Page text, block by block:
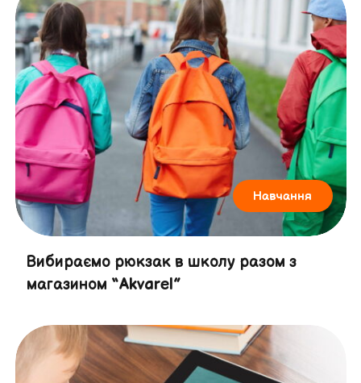
Навчання
Вибираємо рюкзак в школу разом з
магазином “Akvarel”